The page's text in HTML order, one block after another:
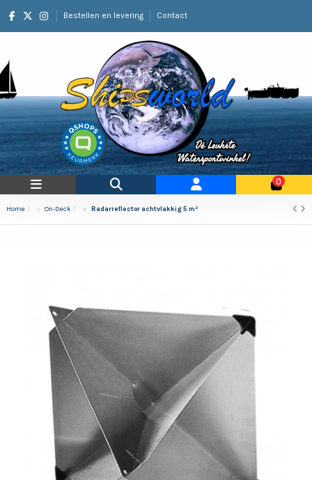
Bestellen en levering Contact
0
Home On-Deck Radarreflector achtvlakkig 5 m²